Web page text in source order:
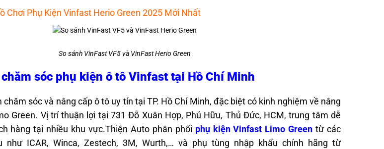
Chơi Phụ Kiện Vinfast Herio Green 2025 Mới Nhất
So sánh VinFast VF5 và VinFast Herio Green
sóc phụ kiện ô tô Vinfast tại Hồ Chí Minh
sóc và nâng cấp ô tô uy tín tại TP. Hồ Chí Minh, đặc biệt có kinh nghiệm về nâng
Green. Vị trí thuận lợi tại 731 Đỗ Xuân Hợp, Phú Hữu, Thủ Đức, HCM, trung tâm dễ
hàng tại nhiều khu vực.Thiện Auto phân phối phụ kiện Vinfast Limo Green từ các
như ICAR, Winca, Zestech, 3M, Wurth,… và phụ tùng nhập khẩu chính hãng từ